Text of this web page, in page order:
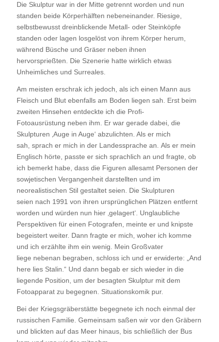
Die Skulptur war in der Mitte getrennt worden und nun
standen beide Körperhälften nebeneinander. Riesige,
selbstbewusst dreinblickende Metall- oder Steinköpfe
standen oder lagen losgelöst von ihrem Körper herum,
während Büsche und Gräser neben ihnen
hervorsprießten. Die Szenerie hatte wirklich etwas
Unheimliches und Surreales.
Am meisten erschrak ich jedoch, als ich einen Mann aus
Fleisch und Blut ebenfalls am Boden liegen sah. Erst beim
zweiten Hinsehen entdeckte ich die Profi-
Fotoausrüstung neben ihm. Er war gerade dabei, die
Skulpturen ‚Auge in Auge‘ abzulichten. Als er mich
sah, sprach er mich in der Landessprache an. Als er mein
Englisch hörte, passte er sich sprachlich an und fragte, ob
ich bemerkt habe, dass die Figuren allesamt Personen der
sowjetischen Vergangenheit darstellten und im
neorealistischen Stil gestaltet seien. Die Skulpturen
seien nach 1991 von ihren ursprünglichen Plätzen entfernt
worden und würden nun hier ‚gelagert‘. Unglaubliche
Perspektiven für einen Fotografen, meinte er und knipste
begeistert weiter. Dann fragte er mich, woher ich komme
und ich erzählte ihm ein wenig. Mein Großvater
liege nebenan begraben, schloss ich und er erwiderte: „And
here lies Stalin.“ Und dann begab er sich wieder in die
liegende Position, um der besagten Skulptur mit dem
Fotoapparat zu begegnen. Situationskomik pur.
Bei der Kriegsgräberstätte begegnete ich noch einmal der
russischen Familie. Gemeinsam saßen wir vor den Gräbern
und blickten auf das Meer hinaus, bis schließlich der Bus